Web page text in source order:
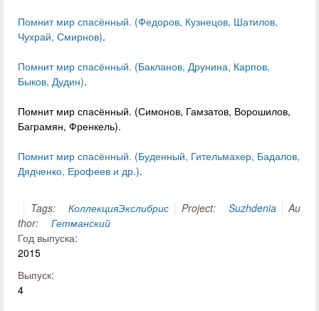
Помнит мир спасённый. (Федоров, Кузнецов, Шатилов,
Чухрай, Смирнов).
Помнит мир спасённый. (Бакланов, Друнина, Карпов,
Быков, Дудин).
Помнит мир спасённый. (Симонов, Гамзатов, Ворошилов,
Баграмян, Френкель).
Помнит мир спасённый. (Буденный, Гительмахер, Бадалов,
Дядченко, Ерофеев и др.).
Tags: КоллекцияЭкслибрис Project: Suzhdenia
Au
thor:
Гетманский
Год выпуска:
2015
Выпуск:
4